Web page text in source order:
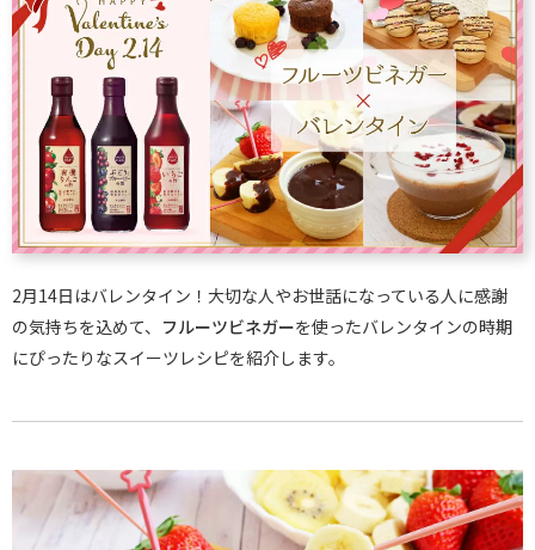
2月14日はバレンタイン！大切な人やお世話になっている人に感謝
の気持ちを込めて、 フルーツビネガーを使ったバレンタインの時期
にぴったりなスイーツレシピを紹介します。